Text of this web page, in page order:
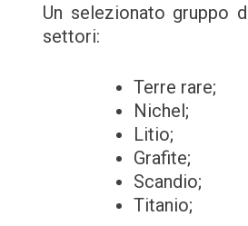
Un selezionato gruppo
settori:
Terre rare;
Nichel;
Litio;
Grafite;
Scandio;
Titanio;